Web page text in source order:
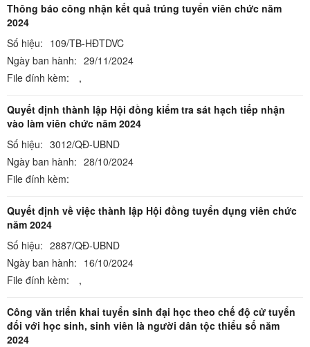
Thông báo công nhận kết quả trúng tuyển viên chức năm
2024
Số hiệu: 109/TB-HĐTDVC
Ngày ban hành: 29/11/2024
File đính kèm:
,
Quyết định thành lập Hội đồng kiểm tra sát hạch tiếp nhận
vào làm viên chức năm 2024
Số hiệu: 3012/QĐ-UBND
Ngày ban hành: 28/10/2024
File đính kèm:
Quyết định về việc thành lập Hội đồng tuyển dụng viên chức
năm 2024
Số hiệu: 2887/QĐ-UBND
Ngày ban hành: 16/10/2024
File đính kèm:
,
Công văn triển khai tuyển sinh đại học theo chế độ cử tuyển
đối với học sinh, sinh viên là người dân tộc thiểu số năm
2024